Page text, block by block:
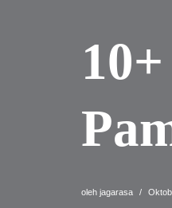
oleh jagarasa